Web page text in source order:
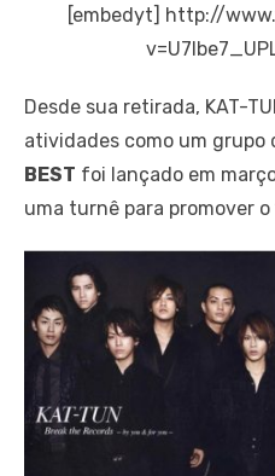
[embedyt] http://
Desde sua retirada, KAT-
atividades como um grupo
BEST foi lançado em
uma turnê para promover o